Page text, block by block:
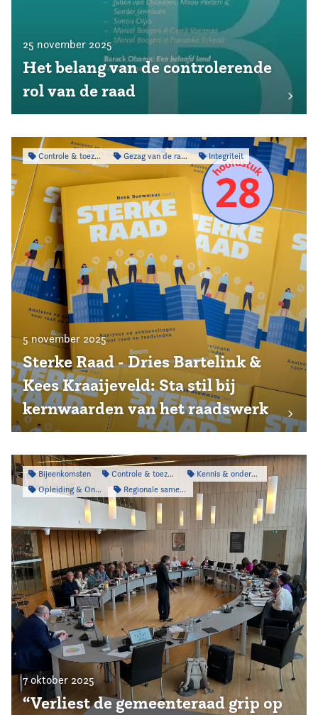
25 november 2025
Het belang van de controlerende
rol van de raad
Controle & toezicht Gezag van de raad Integriteit
5 november 2025
Sterke Raad - Dries Bartelink &
Kees Kraaijeveld: Sta stil bij
kernwaarden van het raadswerk
Bijeenkomsten Controle & toezicht
Kennis & onderzoek
Opleiding & Ontwikkeling
Regionale samenwerking
7 oktober 2025
“Verliest de gemeenteraad grip op